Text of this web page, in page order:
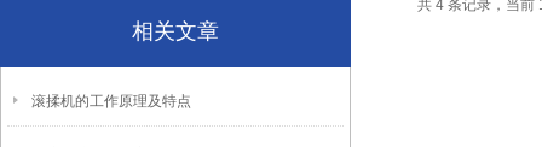
相关文章
滚揉机的工作原理及特点
共 4 条记录，当